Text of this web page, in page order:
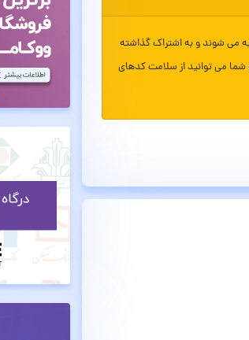
می شوند و به اشتراک گذاشته
می توانید از سلامت کدهای